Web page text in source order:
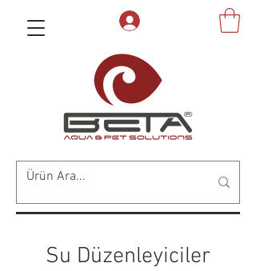
Su Düzenleyiciler